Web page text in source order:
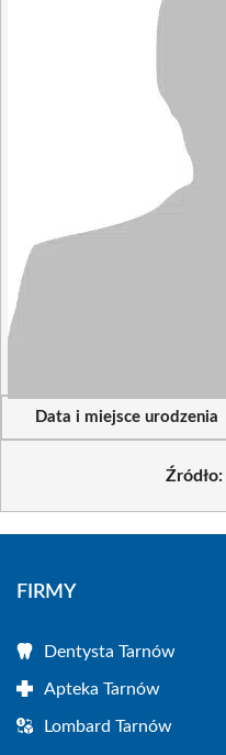
Data i miejsce urodzenia
Źródło:
FIRMY
Dentysta Tarnów
Apteka Tarnów
Lombard Tarnów